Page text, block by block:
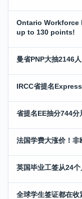
Ontario
up to 130 points!
曼省PNP大抽2146
IRCC省提名
省提名EE抽分744
法国学费大涨价！
英国毕业工签从24
全球学生签证都在